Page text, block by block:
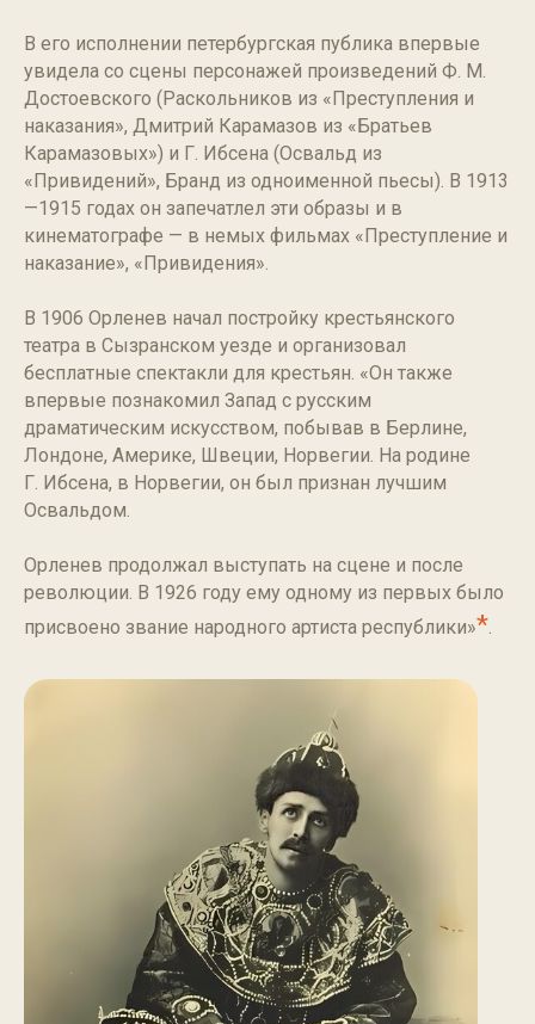
В его исполнении петербургская публика впервые
увидела со сцены персонажей произведений Ф. М.
Достоевского (Раскольников из «Преступления и
наказания», Дмитрий Карамазов из «Братьев
Карамазовых») и Г. Ибсена (Освальд из
«Привидений», Бранд из одноименной пьесы). В 1913
—1915 годах он запечатлел эти образы и в
кинематографе — в немых фильмах «Преступление и
наказание», «Привидения».
В 1906 Орленев начал постройку крестьянского
театра в Сызранском уезде и организовал
бесплатные спектакли для крестьян. «Он также
впервые познакомил Запад с русским
драматическим искусством, побывав в Берлине,
Лондоне, Америке, Швеции, Норвегии. На родине
Г. Ибсена, в Норвегии, он был признан лучшим
Освальдом.
Орленев продолжал выступать на сцене и после
революции. В 1926 году ему одному из первых было
присвоено звание народного артиста республики»*.